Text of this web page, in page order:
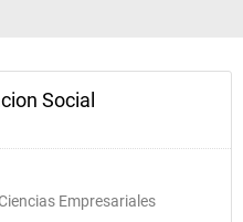
Social
Empresariales